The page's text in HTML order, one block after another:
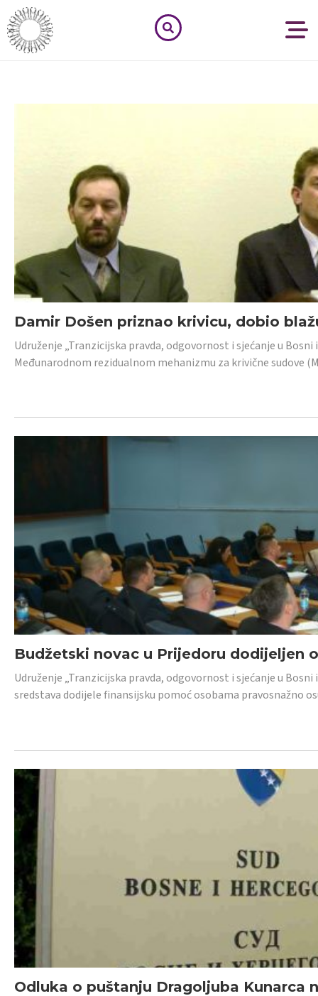
Damir Došen priznao krivicu, dobio
Udruženje „Tranzicijska pravda, odgovornost i sjećanje u
Međunarodnom rezidualnom mehanizmu za krivične sudove
Budžetski novac u Prijedoru dodijeljen
Udruženje „Tranzicijska pravda, odgovornost i sjećanje u
sredstava dodijele finansijsku pomoć osobama pravosnažno
Odluka o puštanju Dragoljuba Kunarca